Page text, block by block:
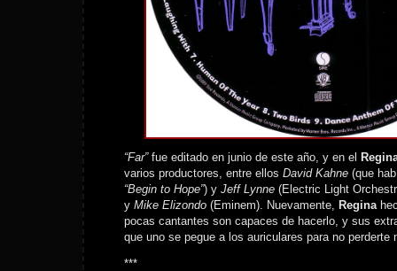
“Far”fue editado en junio de este año, y en el
varios productores, entre ellos David Kahne (que
“Begin to Hope”) y Jeff Lynne (Electric Light
y Mike Elizondo (Eminem). Nuevamente, Regina
pocas cantantes son capaces de hacerlo, y sus
que uno se pegue a los auriculares para no perderte
***